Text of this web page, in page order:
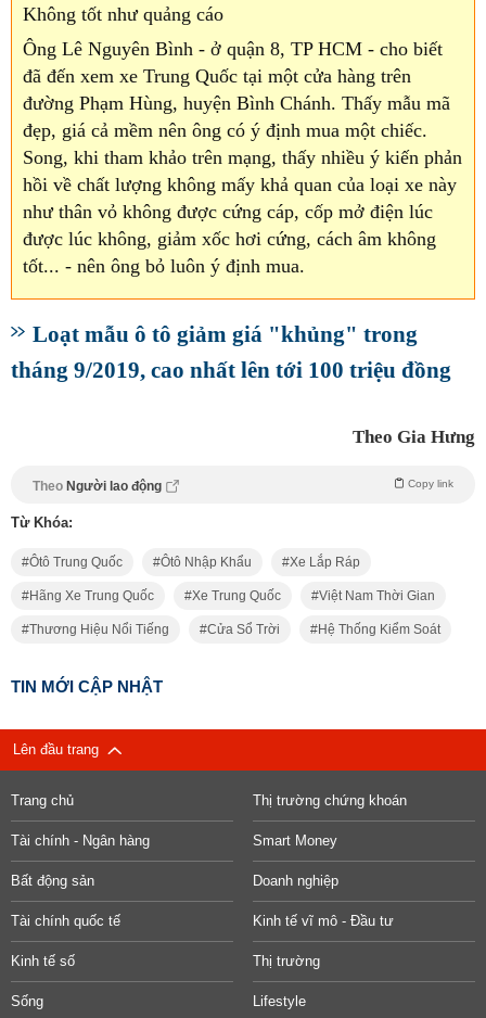
Không tốt như quảng cáo
Ông Lê Nguyên Bình - ở quận 8, TP HCM - cho biết
đã đến xem xe Trung Quốc tại một cửa hàng trên
đường Phạm Hùng, huyện Bình Chánh. Thấy mẫu mã
đẹp, giá cả mềm nên ông có ý định mua một chiếc.
Song, khi tham khảo trên mạng, thấy nhiều ý kiến phản
hồi về chất lượng không mấy khả quan của loại xe này
như thân vỏ không được cứng cáp, cốp mở điện lúc
được lúc không, giảm xốc hơi cứng, cách âm không
tốt... - nên ông bỏ luôn ý định mua.
Loạt mẫu ô tô giảm giá "khủng" trong
tháng 9/2019, cao nhất lên tới 100 triệu đồng
Theo Gia Hưng
Theo Người lao động Copy link
Từ Khóa:
Ôtô Trung Quốc Ôtô Nhập Khẩu Xe Lắp Ráp
Hãng Xe Trung Quốc Xe Trung Quốc Việt Nam Thời Gian
Thương Hiệu Nổi Tiếng Cửa Sổ Trời Hệ Thống Kiểm Soát
TIN MỚI CẬP NHẬT
Lên đầu trang
Trang chủ Thị trường chứng khoán
Tài chính - Ngân hàng Smart Money
Bất động sản Doanh nghiệp
Tài chính quốc tế Kinh tế vĩ mô - Đầu tư
Kinh tế số Thị trường
Sống Lifestyle